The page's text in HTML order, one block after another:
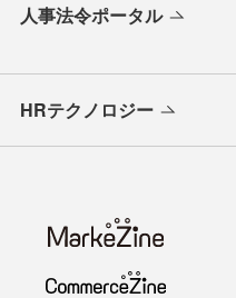
人事法令ポータル
HRテクノロジー